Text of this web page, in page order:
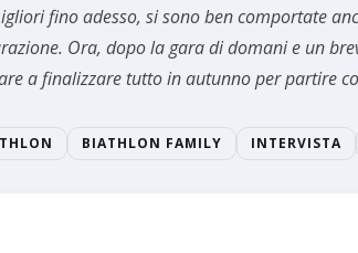
fino adesso, si sono ben comportate
Ora, dopo la gara di domani e un
a finalizzare tutto in autunno per partire
BIATHLON FAMILY INTERVISTA